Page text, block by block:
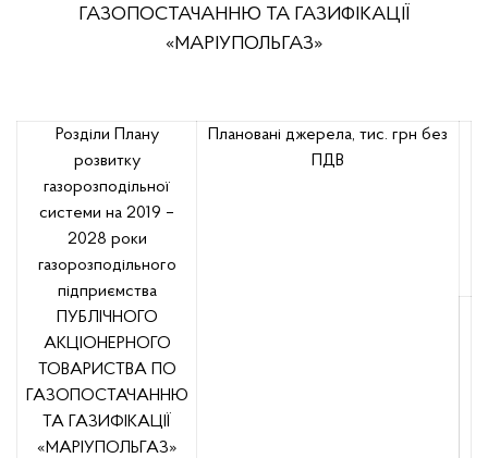
ГАЗОПОСТАЧАННЮ ТА ГАЗИФІКАЦІЇ
«МАРІУПОЛЬГАЗ»
Розділи Плану
розвитку
газорозподільної
системи на 2019 –
2028 роки
газорозподільного
підприємства
ПУБЛІЧНОГО
АКЦІОНЕРНОГО
ТОВАРИСТВА ПО
ГАЗОПОСТАЧАННЮ
ТА ГАЗИФІКАЦІЇ
«МАРІУПОЛЬГАЗ»
Плановані джерела, тис. грн без
ПДВ